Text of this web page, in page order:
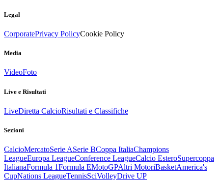
Legal
CorporatePrivacy PolicyCookie Policy
Media
VideoFoto
Live e Risultati
LiveDiretta CalcioRisultati e Classifiche
Sezioni
CalcioMercatoSerie ASerie BCoppa ItaliaChampions
LeagueEuropa LeagueConference LeagueCalcio EsteroSupercoppa
ItalianaFormula 1Formula EMotoGPAltri MotoriBasketAmerica's
CupNations LeagueTennisSciVolleyDrive UP